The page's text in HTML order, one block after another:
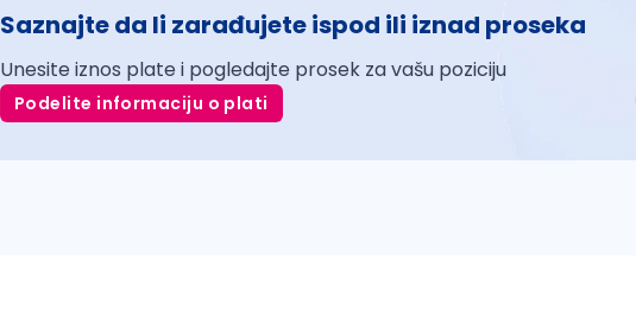
Saznajte da li zarađujete ispod ili iznad proseka
Unesite iznos plate i pogledajte prosek za vašu poziciju
Podelite informaciju o plati